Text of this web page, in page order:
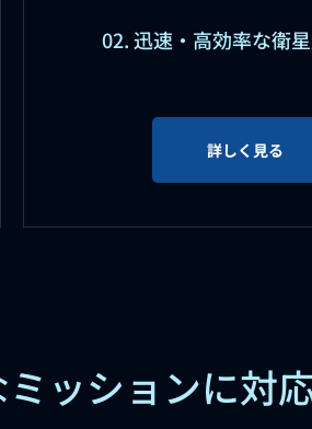
02. 迅速・高効率な衛
詳しく見る
ッションに対